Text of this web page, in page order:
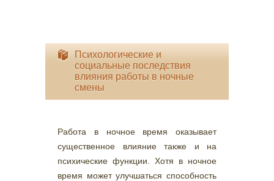
Психологические и
социальные последствия
влияния работы в ночные
смены
Работа в ночное время оказывает
существенное влияние также и на
психические функции. Хотя в ночное
время может улучшаться способность